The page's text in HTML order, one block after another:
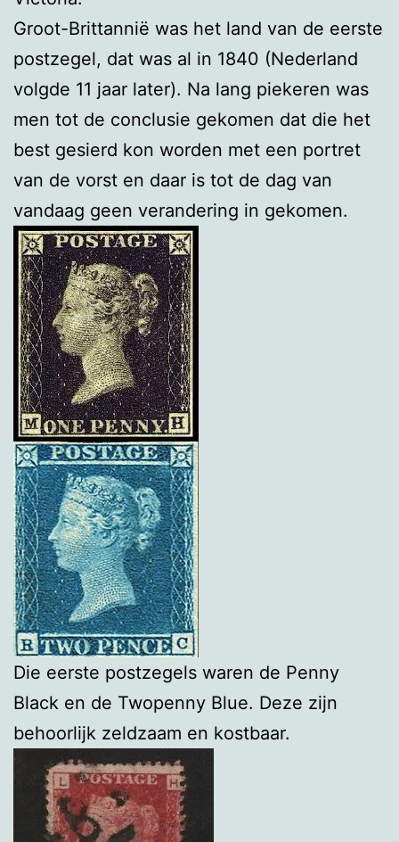
Groot-Brittannië was het land van de eerste
postzegel, dat was al in 1840 (Nederland
volgde 11 jaar later). Na lang piekeren was
men tot de conclusie gekomen dat die het
best gesierd kon worden met een portret
van de vorst en daar is tot de dag van
vandaag geen verandering in gekomen.
Die eerste postzegels waren de Penny
Black en de Twopenny Blue. Deze zijn
behoorlijk zeldzaam en kostbaar.